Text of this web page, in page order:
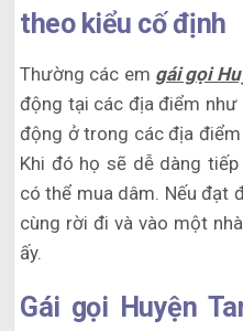
theo kiểu cố định
Thường các em gái gọi
động tại các địa điểm như
động ở trong các địa
Khi đó họ sẽ dễ dàng
có thể mua dâm. Nếu đạt
cùng rời đi và vào một
ấy.
Gái gọi Huyện